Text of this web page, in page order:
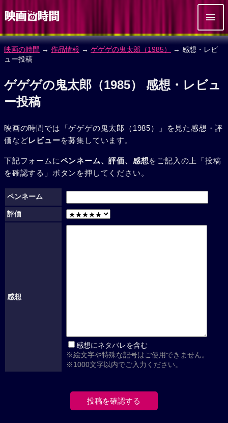
映画の時間 → 作品情報 → ゲゲゲの鬼太郎（1985）
→ 感想・レビ
ュー投稿
ゲゲゲの鬼太郎（1985） 感想・レビュ
ー投稿
映画の時間では「ゲゲゲの鬼太郎（1985）」を見た感想・評
価などレビューを募集しています。
下記フォームにペンネーム、評価、感想をご記入の上「投稿
を確認する」ボタンを押してください。
ペンネーム
評価
感想
感想にネタバレを含む
※絵文字や特殊な記号はご使用できません。
※1000文字以内でご入力ください。